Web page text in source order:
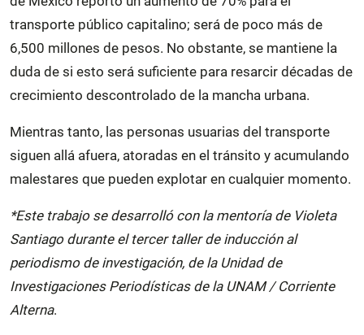
transporte público capitalino; será de poco más de
6,500 millones de pesos. No obstante, se mantiene la
duda de si esto será suficiente para resarcir décadas de
crecimiento descontrolado de la mancha urbana.
Mientras tanto, las personas usuarias del transporte
siguen allá afuera, atoradas en el tránsito y acumulando
malestares que pueden explotar en cualquier momento.
*Este trabajo se desarrolló con la mentoría de Violeta
Santiago durante el tercer taller de inducción al
periodismo de investigación, de la Unidad de
Investigaciones Periodísticas de la UNAM / Corriente
Alterna.